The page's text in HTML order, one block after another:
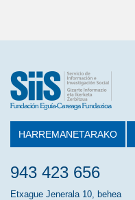
HARREMANETARAKO
943 423 656
Etxague Jenerala 10, behea